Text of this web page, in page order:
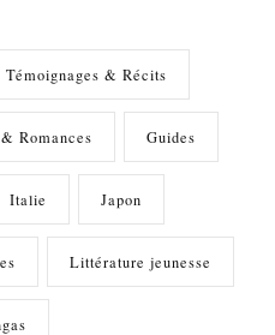
& Récits
Romances Guides
Italie Japon
Littérature jeunesse